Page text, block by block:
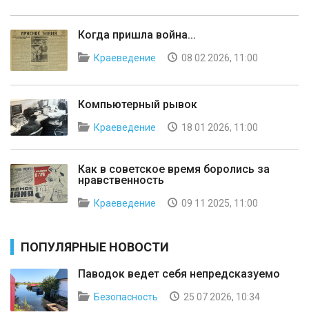
Когда пришла война...
Краеведение 08 02 2026, 11:00
Компьютерный рывок
Краеведение 18 01 2026, 11:00
Как в советское время боролись за
нравственность
Краеведение 09 11 2025, 11:00
ПОПУЛЯРНЫЕ НОВОСТИ
Паводок ведет себя непредсказуемо
Безопасность 25 07 2026, 10:34